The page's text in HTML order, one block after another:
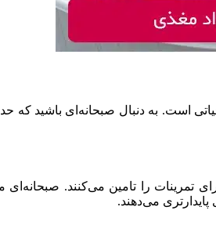
تمرینات را تامین می‌کنند.
می‌دهند.